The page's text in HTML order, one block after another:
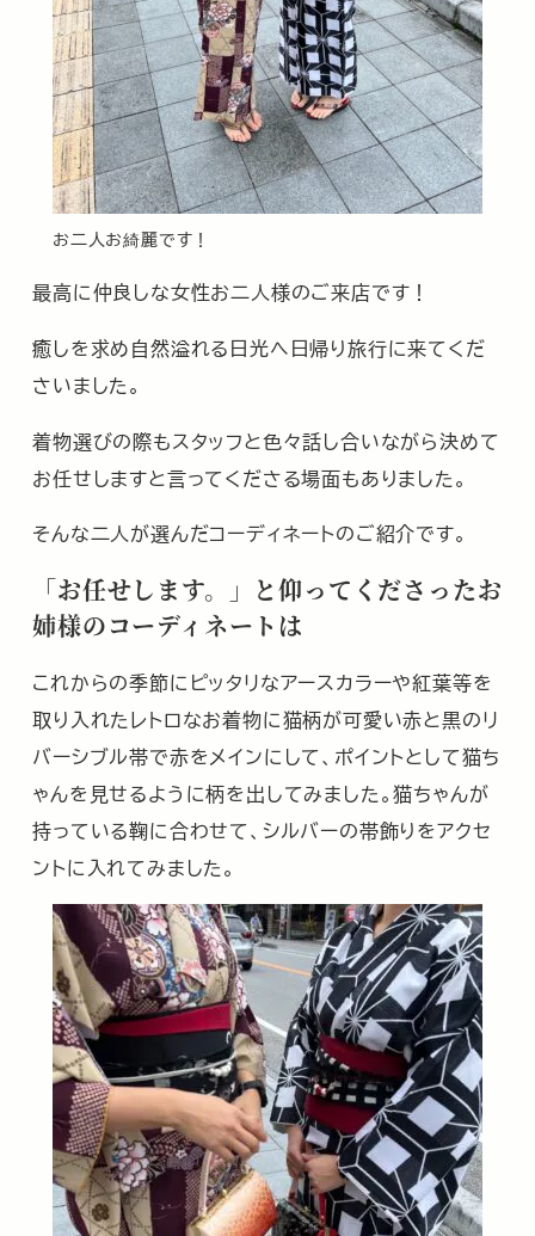
お二人お綺麗です！
最高に仲良しな女性お二人様のご来店です！
癒しを求め自然溢れる日光へ日帰り旅行に来てくだ
さいました。
着物選びの際もスタッフと色々話し合いながら決めて
お任せしますと言ってくださる場面もありました。
そんな二人が選んだコーディネートのご紹介です。
「お任せします。」と仰ってくださったお
姉様のコーディネートは
これからの季節にピッタリなアースカラーや紅葉等を
取り入れたレトロなお着物に猫柄が可愛い赤と黒のリ
バーシブル帯で赤をメインにして、ポイントとして猫ち
ゃんを見せるように柄を出してみました。猫ちゃんが
持っている鞠に合わせて、シルバーの帯飾りをアクセ
ントに入れてみました。